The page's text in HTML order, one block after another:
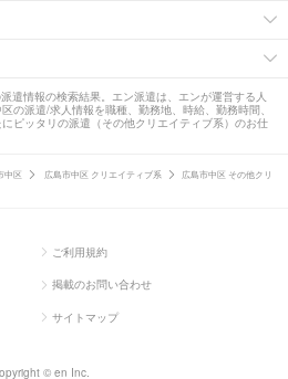
遣情報の検索結果。エン派遣は、エンが運営する人
の派遣/求人情報を職種、勤務地、時給、勤務時間、
ピッタリの派遣（その他クリエイティブ系）のお仕
中区 広島市中区 クリエイティブ系
広島市中区 その他クリ
ご利用規約
掲載のお問い合わせ
サイトマップ
© en Inc.